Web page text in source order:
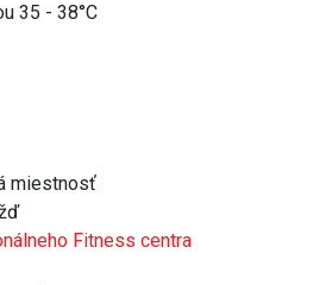
35 - 38°C
miestnosť
Fitness centra